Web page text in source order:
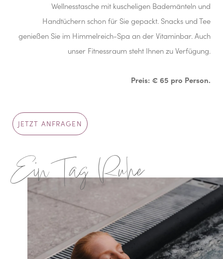
Wellnesstasche mit kuscheligen Bademänteln und
Handtüchern schon für Sie gepackt. Snacks und Tee
genießen Sie im Himmelreich-Spa an der Vitaminbar. Auch
unser Fitnessraum steht Ihnen zu Verfügung.
Preis: € 65 pro Person.
JETZT ANFRAGEN
Ein Tag Ruhe